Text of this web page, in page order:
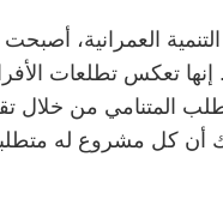
العمرانية،
إنها تعكس تطلعات
المتنامي من خلال
أن كل مشروع له